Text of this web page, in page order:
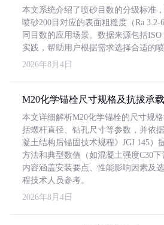
本文系统介绍了喷砂目数的分级标准
喷砂200目对应的表面粗糙度（Ra 3.2-
同目数的应用场景。数据来源包括ISO
实践，帮助用户根据需求选择合适的喷
2026年8月4日
M20化学锚栓尺寸规格及抗拔承
本文详细解析M20化学锚栓的尺寸规
括螺杆直径、钻孔尺寸等参数，并依
凝土结构后锚固技术规程》JGJ 145）
方法和典型数值（如混凝土强度C30下
内容涵盖安装要点、性能影响因素及
程技术人员参考。
2026年8月4日